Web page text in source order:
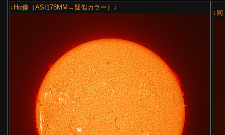
↓Hα像（ASI178MM→疑似カラー）↓
↓同